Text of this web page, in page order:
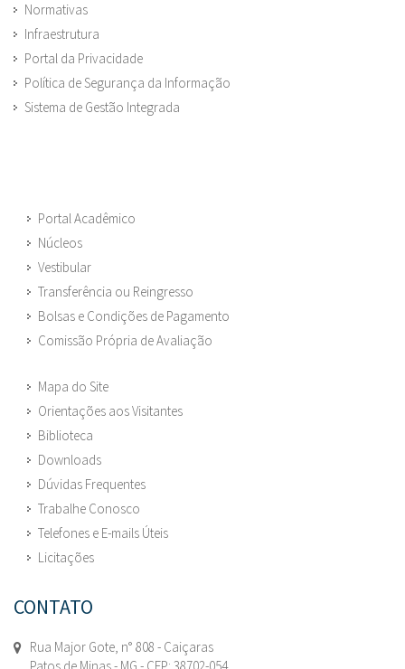
Normativas
Infraestrutura
Portal da Privacidade
Política de Segurança da Informação
Sistema de Gestão Integrada
Portal Acadêmico
Núcleos
Vestibular
Transferência ou Reingresso
Bolsas e Condições de Pagamento
Comissão Própria de Avaliação
Mapa do Site
Orientações aos Visitantes
Biblioteca
Downloads
Dúvidas Frequentes
Trabalhe Conosco
Telefones e E-mails Úteis
Licitações
CONTATO
Rua Major Gote, n° 808 - Caiçaras